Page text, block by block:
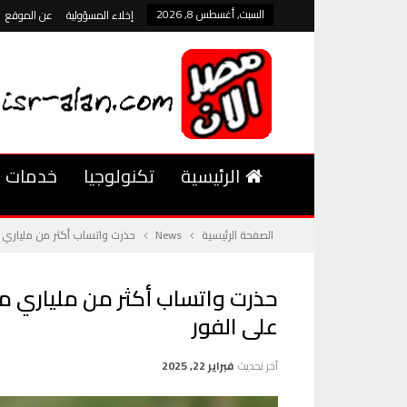
السبت, أغسطس 8, 2026 إخلاء المسؤولية عن الموقع
الرئيسية تكنولوجيا خدمات
الصفحة الرئيسية News حذرت واتساب أكثر من ملياري
حذرت واتساب أكثر من ملياري
على الفور
آخر تحديث فبراير 22, 2025